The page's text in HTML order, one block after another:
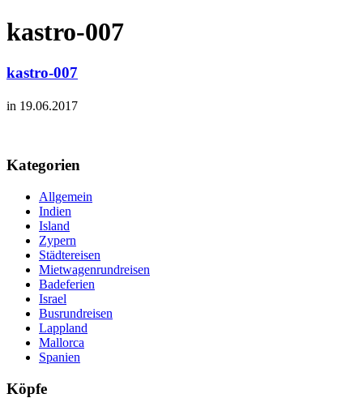
kastro-007
kastro-007
in 19.06.2017
Kategorien
Allgemein
Indien
Island
Zypern
Städtereisen
Mietwagenrundreisen
Badeferien
Israel
Busrundreisen
Lappland
Mallorca
Spanien
Köpfe